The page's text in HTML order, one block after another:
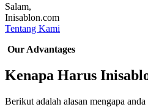
Salam,
Inisablon.com
Tentang Kami
Our Advantages
Kenapa Harus
Berikut adalah alasan mengapa